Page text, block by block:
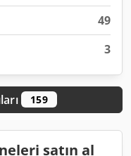
49
3
159
satın al